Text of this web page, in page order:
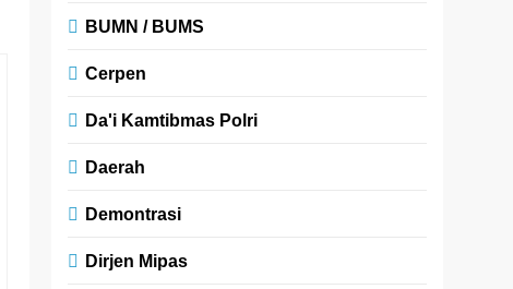
BUMN / BUMS
Cerpen
Da'i Kamtibmas Polri
Daerah
Demontrasi
Dirjen Mipas